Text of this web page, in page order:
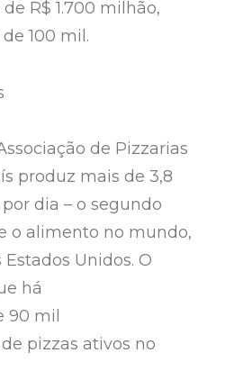
R$ 1.700 milhão,
100 mil.
de Pizzarias
produz mais de 3,8
dia – o segundo
o alimento no mundo,
Unidos. O
há
90 mil
pizzas ativos no